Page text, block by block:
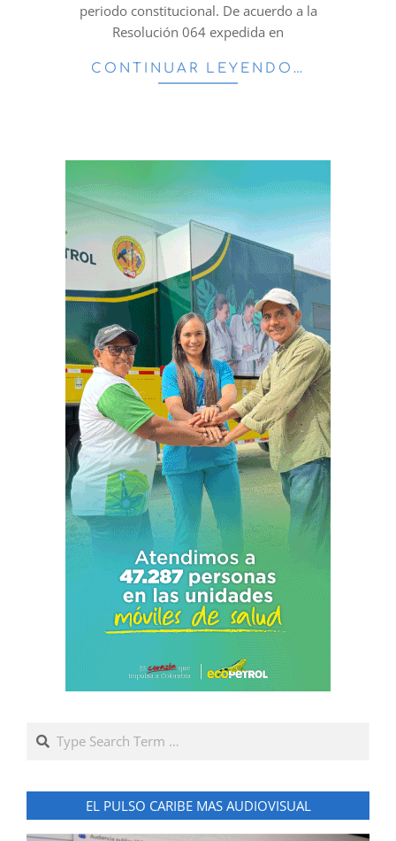
periodo constitucional. De acuerdo a la
Resolución 064 expedida en
CONTINUAR LEYENDO…
Search
EL PULSO CARIBE MAS AUDIOVISUAL